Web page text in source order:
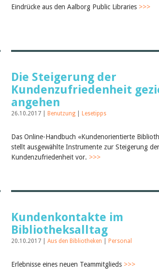
Eindrücke aus den Aalborg Public Libraries >>>
Die Steigerung der
Kundenzufriedenheit
angehen
26.10.2017 | Benutzung Lesetipps
Das Online-Handbuch «Kundenorientierte
stellt ausgewählte Instrumente zur Steigerung der
Kundenzufriedenheit vor. >>>
Kundenkontakte im
Bibliotheksalltag
20.10.2017 | Aus den Bibliotheken Personal
Erlebnisse eines neuen Teammitglieds >>>